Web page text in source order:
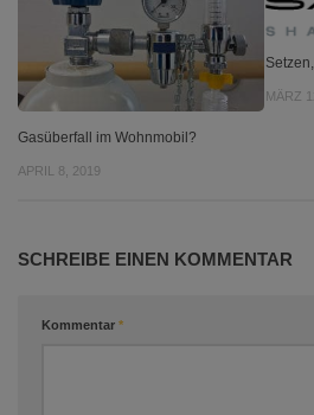
Gasüberfall im Wohnmobil?
APRIL 8, 2019
MÄRZ
SCHREIBE EINEN KOMMENTAR
Kommentar *